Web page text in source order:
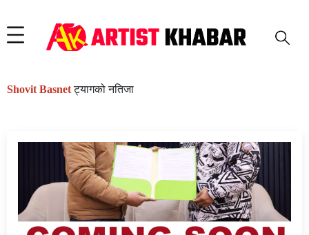
Shovit Basnetट्यागको नतिजा